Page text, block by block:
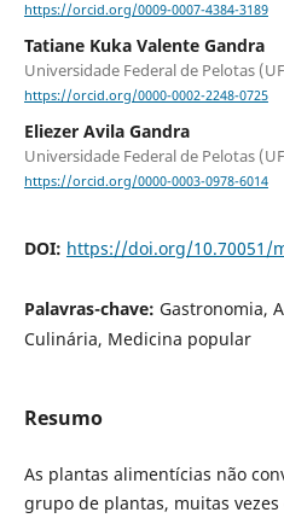
https://orcid.org/0009-0007-4384-3189
Tatiane Kuka Valente Gandra
Universidade Federal de Pelotas
https://orcid.org/0000-0002-2248-0725
Eliezer Avila Gandra
Universidade Federal de Pelotas
https://orcid.org/0000-0003-0978-6014
DOI: https://doi.org/10.70051/
Palavras-chave: Gastronomia,
Culinária, Medicina popular
Resumo
As plantas alimentícias não
grupo de plantas, muitas